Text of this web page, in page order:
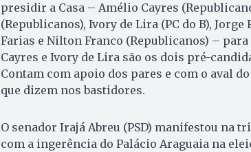
presidir a Casa – Amélio Cayres
(Republicanos), Ivory de Lira (PC do B),
Farias e Nilton Franco (Republicanos) – para
Cayres e Ivory de Lira são os dois pré-
Contam com apoio dos pares e com o aval
que dizem nos bastidores.
O senador Irajá Abreu (PSD) manifestou na
com a ingerência do Palácio Araguaia na